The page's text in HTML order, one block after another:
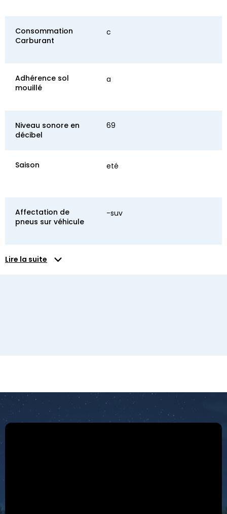
Consommation
Carburant
c
Adhérence sol
mouillé
a
Niveau sonore en
décibel
69
Saison eté
Affectation de
pneus sur véhicule
-suv
Lire la suite